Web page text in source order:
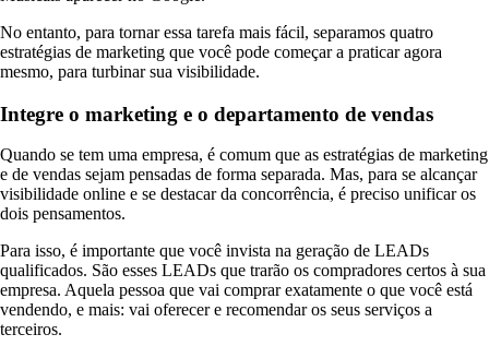
No entanto, para tornar essa tarefa mais fácil, separamos quatro
estratégias de marketing que você pode começar a praticar agora
mesmo, para turbinar sua visibilidade.
Integre o marketing e o departamento de vendas
Quando se tem uma empresa, é comum que as estratégias de marketing
e de vendas sejam pensadas de forma separada. Mas, para se alcançar
visibilidade online e se destacar da concorrência, é preciso unificar os
dois pensamentos.
Para isso, é importante que você invista na geração de LEADs
qualificados. São esses LEADs que trarão os compradores certos à sua
empresa. Aquela pessoa que vai comprar exatamente o que você está
vendendo, e mais: vai oferecer e recomendar os seus serviços a
terceiros.